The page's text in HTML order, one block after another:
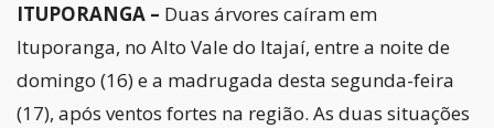
ITUPORANGA – Duas árvores caíram em
Ituporanga, no Alto Vale do Itajaí, entre a noite de
domingo (16) e a madrugada desta segunda-feira
(17), após ventos fortes na região. As duas situações